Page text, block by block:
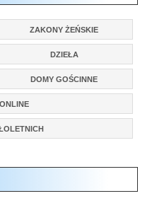
ZAKONY ŻEŃSKIE
DZIEŁA
DOMY GOŚCINNE